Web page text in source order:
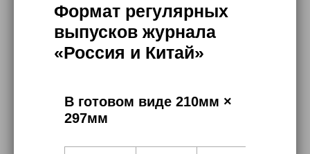
Формат регулярных
выпусков журнала
«Россия и Китай»
В готовом виде 210мм ×
297мм